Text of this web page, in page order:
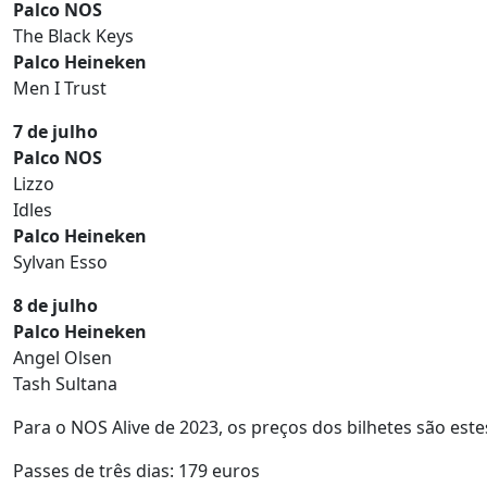
Palco NOS
The Black Keys
Palco Heineken
Men I Trust
7 de julho
Palco NOS
Lizzo
Idles
Palco Heineken
Sylvan Esso
8 de julho
Palco Heineken
Angel Olsen
Tash Sultana
Para o NOS Alive de 2023, os preços dos bilhetes são
Passes de três dias: 179 euros